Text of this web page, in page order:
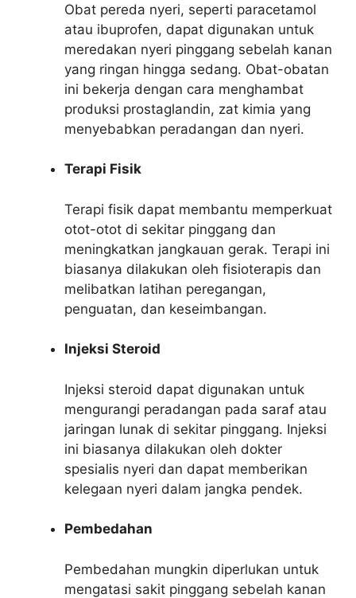
Obat pereda nyeri, seperti paracetamol
atau ibuprofen, dapat digunakan untuk
meredakan nyeri pinggang sebelah kanan
yang ringan hingga sedang. Obat-obatan
ini bekerja dengan cara menghambat
produksi prostaglandin, zat kimia yang
menyebabkan peradangan dan nyeri.
Terapi Fisik
Terapi fisik dapat membantu memperkuat
otot-otot di sekitar pinggang dan
meningkatkan jangkauan gerak. Terapi ini
biasanya dilakukan oleh fisioterapis dan
melibatkan latihan peregangan,
penguatan, dan keseimbangan.
Injeksi Steroid
Injeksi steroid dapat digunakan untuk
mengurangi peradangan pada saraf atau
jaringan lunak di sekitar pinggang. Injeksi
ini biasanya dilakukan oleh dokter
spesialis nyeri dan dapat memberikan
kelegaan nyeri dalam jangka pendek.
Pembedahan
Pembedahan mungkin diperlukan untuk
mengatasi sakit pinggang sebelah kanan